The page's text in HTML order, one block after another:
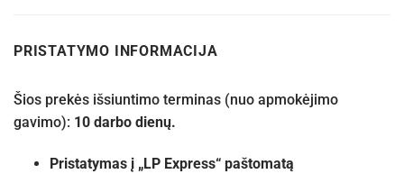
PRISTATYMO INFORMACIJA
Šios prekės išsiuntimo terminas (nuo apmokėjimo
gavimo): 10 darbo dienų.
Pristatymas į „LP Express“ paštomatą